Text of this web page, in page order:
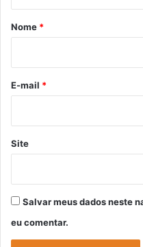
r
*
Nome *
E-mail *
Site
Salvar meus dados neste
eu comentar.